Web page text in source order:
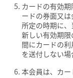
カードの有効
ードの券面又
所定の時期に
新しい有効期
間にカードの
を送付しない場
本会員は、カ